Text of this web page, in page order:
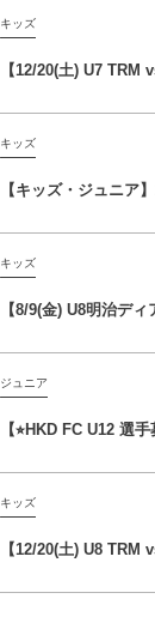
キッズ
【12/20(土) U7 TRM
キッズ
【キッズ・ジュニア
キッズ
【8/9(金) U8明治ディ
ジュニア
【⭐︎HKD FC U12 選手
キッズ
【12/20(土) U8 TRM